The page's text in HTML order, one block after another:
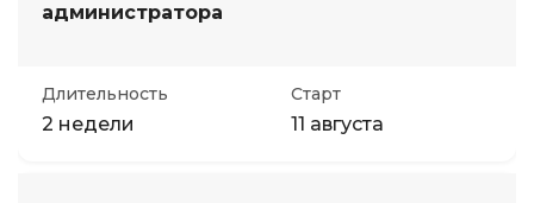
администратора
Длительность
2 недели
Старт
11 августа